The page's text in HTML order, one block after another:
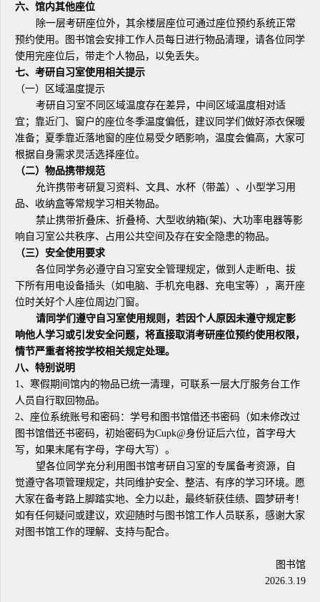
六、馆内其他座位
除一层考研座位外，其余楼层座位可通过座位预约系统正常
预约使用。图书馆会安排工作人员每日进行物品清理，请各位同学
使用完座位后，带走个人物品，以免丢失。
七、考研自习室使用相关提示
（一）区域温度提示
考研自习室不同区域温度存在差异，中间区域温度相对适
宜；靠近门、窗户的座位冬季温度偏低，建议同学们做好添衣保暖
准备；夏季靠近落地窗的座位易受夕晒影响，温度会偏高，大家可
根据自身需求灵活选择座位。
（二）物品携带规范
允许携带考研复习资料、文具、水杯（带盖）、小型学习用
品、收纳盒等常规学习相关物品。
禁止携带折叠床、折叠椅、大型收纳箱(架)、大功率电器等影
响自习室公共秩序、占用公共空间及存在安全隐患的物品。
（三）安全使用要求
各位同学务必遵守自习室安全管理规定，做到人走断电、拔
下所有用电设备插头（如电脑、手机充电器、充电宝等），离开座
位时关好个人座位周边门窗。
请同学们遵守自习室使用规则，若因个人原因未遵守规定影
响他人学习或引发安全问题，将直接取消考研座位预约使用权限，
情节严重者将按学校相关规定处理。
八、特别说明
1、寒假期间馆内的物品已统一清理，可联系一层大厅服务台工作
人员自行取回物品。
2、座位系统账号和密码：学号和图书馆借还书密码（如未修改过
图书馆借还书密码，初始密码为Cupk@身份证后六位，首字母大
写，如果末尾有字母，字母大写）。
望各位同学充分利用图书馆考研自习室的专属备考资源，自
觉遵守各项管理规定，共同维护安全、整洁、有序的学习环境。愿
大家在备考路上脚踏实地、全力以赴，最终斩获佳绩、圆梦研考！
如有任何疑问或建议，欢迎随时与图书馆工作人员联系，感谢大家
对图书馆工作的理解、支持与配合。
图书馆
2026.3.19